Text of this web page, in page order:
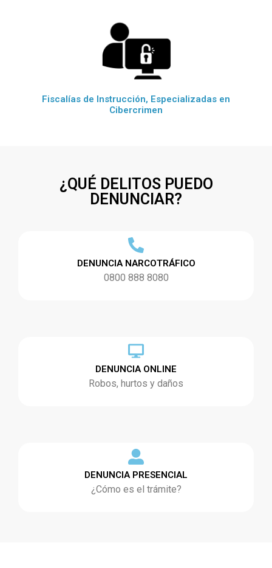
Fiscalías de Instrucción, Especializadas en
Cibercrimen
¿QUÉ DELITOS PUEDO
DENUNCIAR?
DENUNCIA NARCOTRÁFICO
0800 888 8080
DENUNCIA ONLINE
Robos, hurtos y daños
DENUNCIA PRESENCIAL
¿Cómo es el trámite?